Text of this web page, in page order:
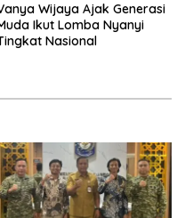
Wijaya Ajak Generasi
Ikut Lomba Nyanyi
Nasional